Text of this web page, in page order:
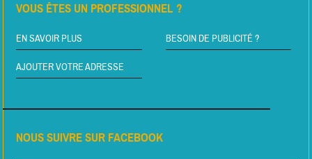
VOUS ÊTES UN PROFESSIONNEL ?
EN SAVOIR PLUS BESOIN DE PUBLICITÉ ?
AJOUTER VOTRE ADRESSE
NOUS SUIVRE SUR FACEBOOK